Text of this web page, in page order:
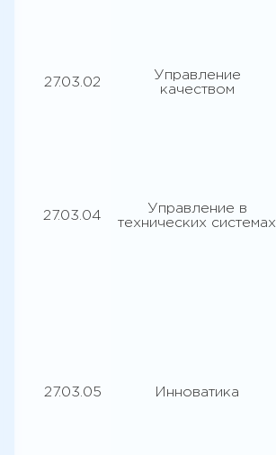
27.03.02
Управление
качеством
27.03.04
Управление в
технических системах
27.03.05 Инноватика